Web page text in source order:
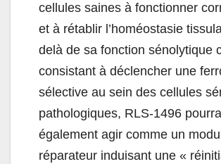
cellules saines à fonctionner
et à rétablir l’homéostasie
delà de sa fonction sénolytique
consistant à déclencher une
sélective au sein des cellules
pathologiques, RLS-1496
également agir comme un
réparateur induisant une «